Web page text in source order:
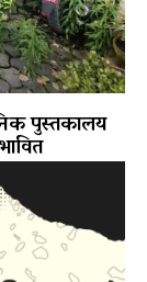
पुस्तकालय